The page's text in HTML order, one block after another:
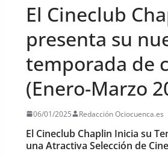
El Cineclub
presenta su
temporada de
(Enero-Marzo
06/01/2025 Redacción Ociocuenca.es
El Cineclub Chaplin Inicia su
una Atractiva Selección de